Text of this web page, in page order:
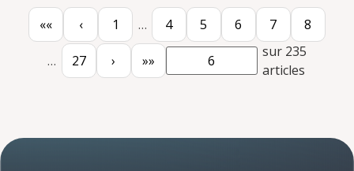
«« ‹ 1 … 4 5 6 7 8
… 27 › »»
sur 235
articles